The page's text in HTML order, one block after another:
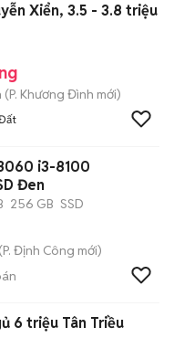
Xiển, 3.5 - 3.8 triệu
(P. Khương Đình mới)
i3-8100
Đen
256 GB SSD
(P. Định Công mới)
6 triệu Tân Triều